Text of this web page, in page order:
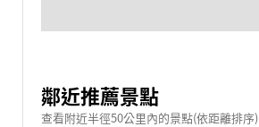
鄰近推薦景點
查看附近半徑50公里內的景點(依距離排序)